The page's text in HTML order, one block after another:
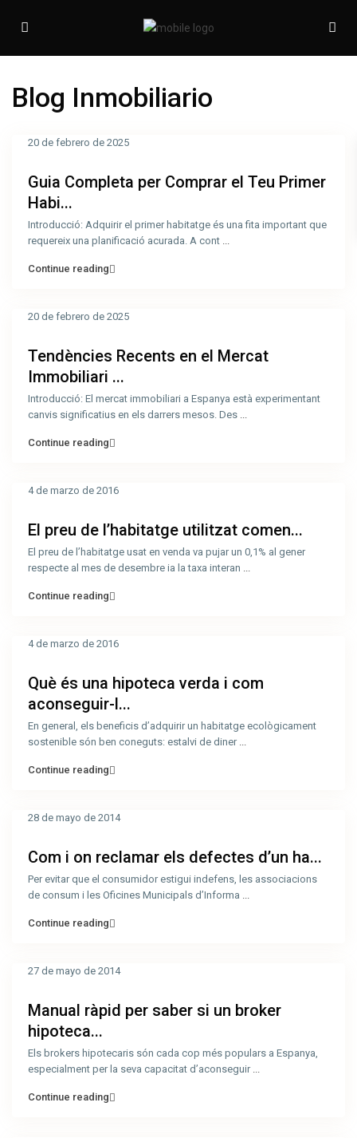
Blog Inmobiliario
Guia Completa per Comprar el Teu Primer
Habi...
20 de febrero de 2025
Introducció: Adquirir el primer habitatge és una fita important que
requereix una planificació acurada. A cont ...
Continue reading
Tendències Recents en el Mercat
Immobiliari ...
20 de febrero de 2025
Introducció: El mercat immobiliari a Espanya està experimentant
canvis significatius en els darrers mesos. Des ...
Continue reading
El preu de l’habitatge utilitzat comen...
4 de marzo de 2016
El preu de l’habitatge usat en venda va pujar un 0,1% al gener
respecte al mes de desembre ia la taxa interan ...
Continue reading
Què és una hipoteca verda i com
aconseguir-l...
4 de marzo de 2016
En general, els beneficis d’adquirir un habitatge ecològicament
sostenible són ben coneguts: estalvi de diner ...
Continue reading
Com i on reclamar els defectes d’un ha...
28 de mayo de 2014
Per evitar que el consumidor estigui indefens, les associacions
de consum i les Oficines Municipals d’Informa ...
Continue reading
Manual ràpid per saber si un broker
hipoteca...
27 de mayo de 2014
Els brokers hipotecaris són cada cop més populars a Espanya,
especialment per la seva capacitat d’aconseguir ...
Continue reading